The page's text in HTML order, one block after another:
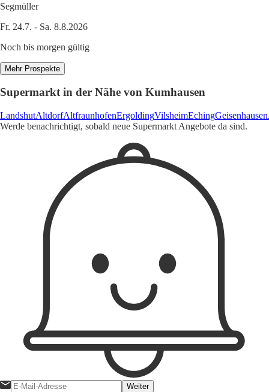
Segmüller
Fr. 24.7. - Sa. 8.8.2026
Noch bis morgen gültig
Mehr Prospekte
Supermarkt in der Nähe von Kumhausen
LandshutAltdorfAltfraunhofenErgoldingVilsheimEchingGeisenhausen
Werde benachrichtigt, sobald neue Supermarkt Angebote da sind.
Weiter